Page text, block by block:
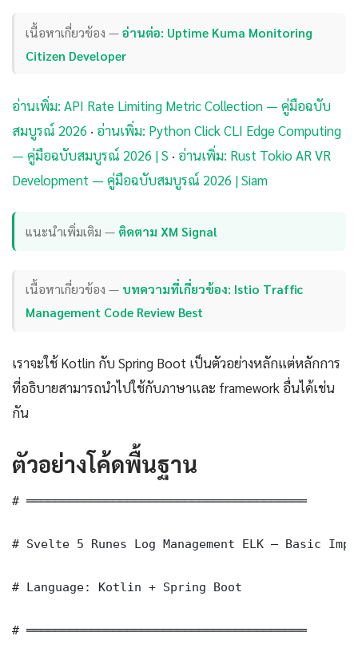
เนื้อหาเกี่ยวข้อง —อ่านต่อ: Uptime Kuma Monitoring
Citizen Developer
อ่านเพิ่ม: API Rate Limiting Metric Collection — คู่มือฉบับ
สมบูรณ์ 2026 · อ่านเพิ่ม: Python Click CLI Edge Computing
— คู่มือฉบับสมบูรณ์ 2026 | S · อ่านเพิ่ม: Rust Tokio AR VR
Development — คู่มือฉบับสมบูรณ์ 2026 | Siam
แนะนำเพิ่มเติม — ติดตาม XM Signal
เนื้อหาเกี่ยวข้อง — บทความที่เกี่ยวข้อง: Istio Traffic
Management Code Review Best
เราจะใช้ Kotlin กับ Spring Boot เป็นตัวอย่างหลักแต่หลักการ
ที่อธิบายสามารถนำไปใช้กับภาษาและ framework อื่นได้เช่น
กัน
ตัวอย่างโค้ดพื้นฐาน
# ═══════════════════════════════════════
# Svelte 5 Runes Log Management ELK — Basic
# Language: Kotlin + Spring Boot
# ═══════════════════════════════════════